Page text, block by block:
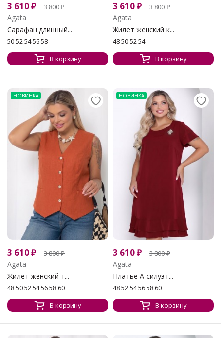
3 610₽ 3 800₽
Agata
Сарафан длинный...
50 52 54 56 58
В корзину
3 610₽ 3 800₽
Agata
Жилет женский к...
48 50 52 54
В корзину
НОВИНКА
3 610₽ 3 800₽
Agata
Жилет женский т...
48 50 52 54 56 58 60
В корзину
НОВИНКА
3 610₽ 3 800₽
Agata
Платье А-силуэт...
48 52 54 56 58 60
В корзину